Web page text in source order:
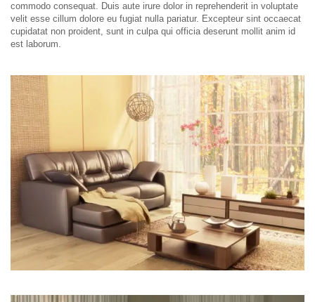
commodo consequat. Duis aute irure dolor in reprehenderit in voluptate
velit esse cillum dolore eu fugiat nulla pariatur. Excepteur sint occaecat
cupidatat non proident, sunt in culpa qui officia deserunt mollit anim id
est laborum.